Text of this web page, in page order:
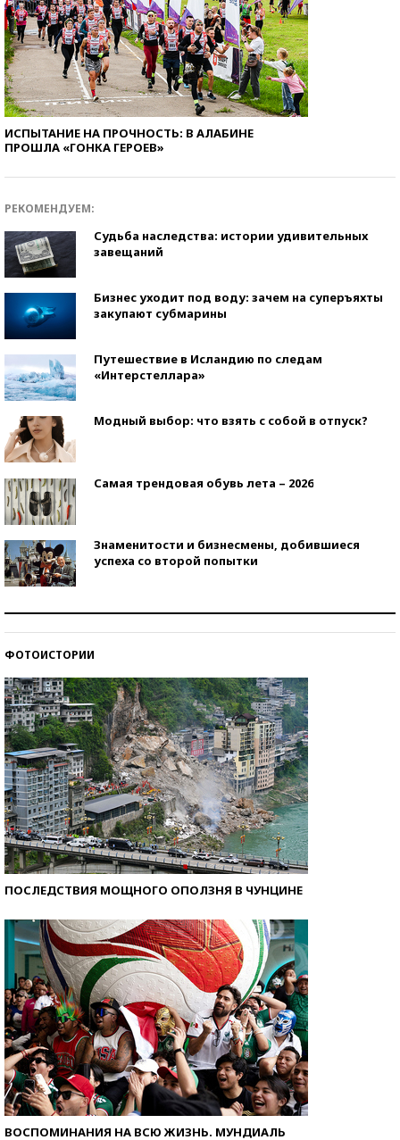
ИСПЫТАНИЕ НА ПРОЧНОСТЬ: В АЛАБИНЕ
ПРОШЛА «ГОНКА ГЕРОЕВ»
РЕКОМЕНДУЕМ:
Судьба наследства: истории удивительных
завещаний
Бизнес уходит под воду: зачем на суперъяхты
закупают субмарины
Путешествие в Исландию по следам
«Интерстеллара»
Модный выбор: что взять с собой в отпуск?
Самая трендовая обувь лета – 2026
Знаменитости и бизнесмены, добившиеся
успеха со второй попытки
ФОТОИСТОРИИ
ПОСЛЕДСТВИЯ МОЩНОГО ОПОЛЗНЯ В ЧУНЦИНЕ
ВОСПОМИНАНИЯ НА ВСЮ ЖИЗНЬ. МУНДИАЛЬ